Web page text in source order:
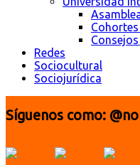
Cohortes
Redes
Sociocultural
Sociojurídica
Síguenos como: